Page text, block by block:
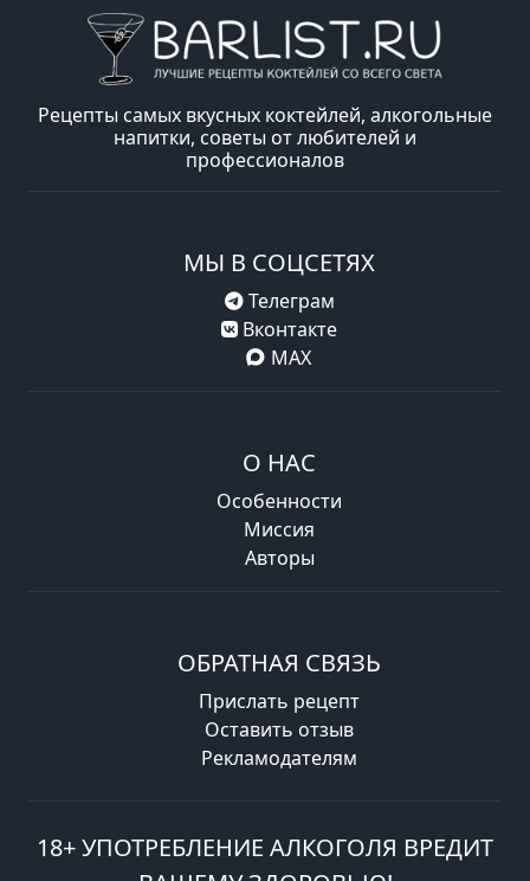
Рецепты самых вкусных коктейлей, алкогольные
напитки, советы от любителей и
профессионалов
МЫ В СОЦСЕТЯХ
Телеграм
Вконтакте
MAX
О НАС
Особенности
Миссия
Авторы
ОБРАТНАЯ СВЯЗЬ
Прислать рецепт
Оставить отзыв
Рекламодателям
18+ УПОТРЕБЛЕНИЕ АЛКОГОЛЯ ВРЕДИТ